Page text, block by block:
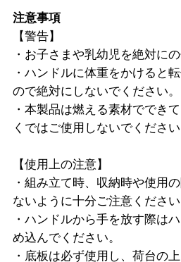
注意事項
【警告】
・お子さまや乳幼児を絶対に
・ハンドルに体重をかけると
ので絶対にしないでください。
・本製品は燃える素材ででき
くではご使用しないでください
【使用上の注意】
・組み立て時、収納時や使用
ないように十分ご注意ください
・ハンドルから手を放す際は
め込んでください。
・底板は必ず使用し、荷台の